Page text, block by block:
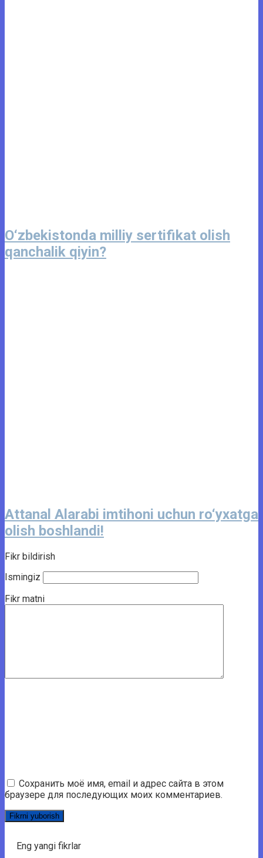
O‘zbekistonda milliy sertifikat olish
qanchalik qiyin?
Attanal Alarabi imtihoni uchun ro‘yxatga
olish boshlandi!
Fikr bildirish
Ismingiz
Fikr matni
Сохранить моё имя, email и адрес сайта в этом
браузере для последующих моих комментариев.
Eng yangi fikrlar